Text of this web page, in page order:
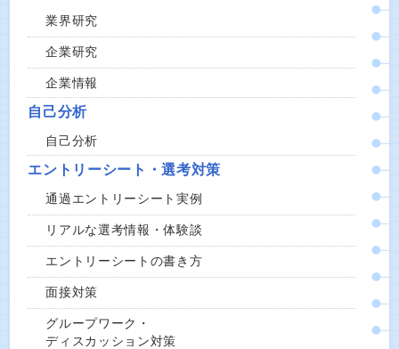
業界研究
企業研究
企業情報
自己分析
自己分析
エントリーシート・選考対策
通過エントリーシート実例
リアルな選考情報・体験談
エントリーシートの書き方
面接対策
グループワーク・
ディスカッション対策